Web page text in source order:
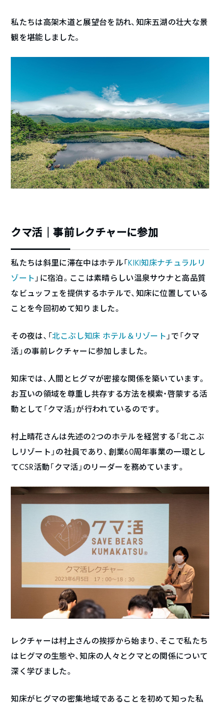
私たちは高架木道と展望台を訪れ、知床五湖の壮大な景
観を堪能しました。
クマ活｜事前レクチャーに参加
私たちは斜里に滞在中はホテル「KIKI知床ナチュラルリ
ゾート 」に宿泊。ここは素晴らしい温泉サウナと高品質
なビュッフェを提供するホテルで、知床に位置している
ことを今回初めて知りました。
その夜は、「北こぶし知床 ホテル＆リゾート 」で「クマ
活」の事前レクチャーに参加しました。
知床では、人間とヒグマが密接な関係を築いています。
お互いの領域を尊重し共存する方法を模索・啓蒙する活
動として「クマ活」が行われているのです。
村上晴花さんは先述の2つのホテルを経営する「北こぶ
しリゾート」の社員であり、創業60周年事業の一環とし
てCSR活動「クマ活」のリーダーを務めています。
レクチャーは村上さんの挨拶から始まり、そこで私たち
はヒグマの生態や、知床の人々とクマとの関係について
深く学びました。
知床がヒグマの密集地域であることを初めて知った私